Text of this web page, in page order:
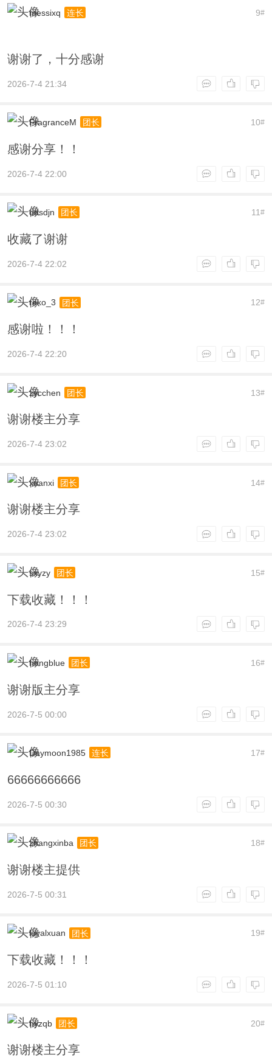
9#
messixq 连长
谢谢了，十分感谢
2026-7-4 21:34
10#
FragranceM 团长
感谢分享！！
2026-7-4 22:00
11#
ddsdjn 团长
收藏了谢谢
2026-7-4 22:02
12#
reko_3 团长
感谢啦！！！
2026-7-4 22:20
13#
zycchen 团长
谢谢楼主分享
2026-7-4 23:02
14#
xuanxi 团长
谢谢楼主分享
2026-7-4 23:02
15#
sxyzy 团长
下载收藏！！！
2026-7-4 23:29
16#
hongblue 团长
谢谢版主分享
2026-7-5 00:00
17#
Daymoon1985 连长
66666666666
2026-7-5 00:30
18#
zhangxinba 团长
谢谢楼主提供
2026-7-5 00:31
19#
loyalxuan 团长
下载收藏！！！
2026-7-5 01:10
20#
hyzqb 团长
谢谢楼主分享